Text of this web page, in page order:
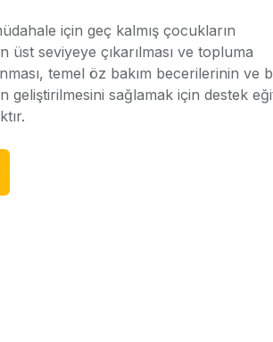
için geç kalmış çocukların
üst seviyeye çıkarılması ve topluma
temel öz bakım becerilerinin ve
geliştirilmesini sağlamak için destek